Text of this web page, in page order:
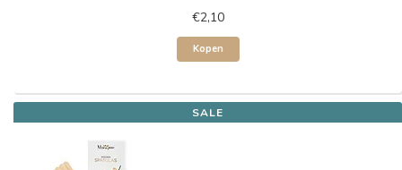
€2,10
Kopen
SALE